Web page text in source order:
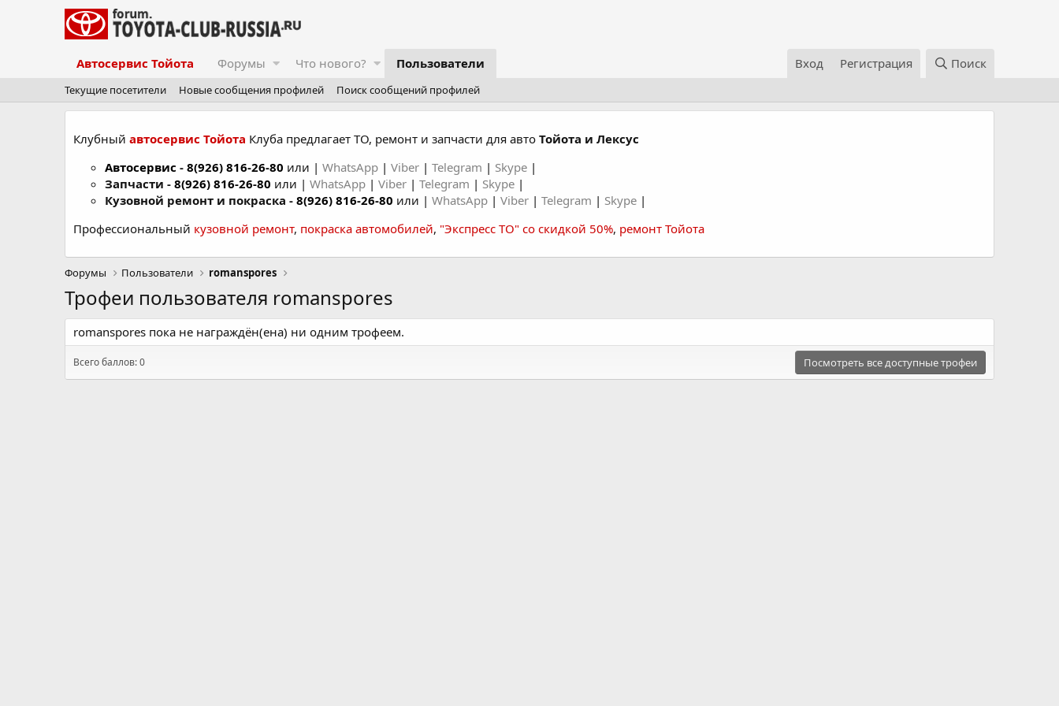
Автосервис Тойота Форумы Что нового? Пользователи Вход Регистрация Поиск
Текущие посетители Новые сообщения профилей Поиск сообщений профилей
Клубный автосервис Тойота Клуба предлагает ТО, ремонт и запчасти для авто Тойота и Лексус
Автосервис - 8(926) 816-26-80 или | WhatsApp | Viber | Telegram | Skype |
Запчасти - 8(926) 816-26-80 или | WhatsApp | Viber | Telegram | Skype |
Кузовной ремонт и покраска - 8(926) 816-26-80 или | WhatsApp | Viber | Telegram | Skype |
Профессиональный кузовной ремонт, покраска автомобилей, "Экспресс ТО" со скидкой 50%, ремонт Тойота
Форумы Пользователи romanspores
Трофеи пользователя romanspores
romanspores пока не награждён(ена) ни одним трофеем.
Всего баллов: 0 Посмотреть все доступные трофеи